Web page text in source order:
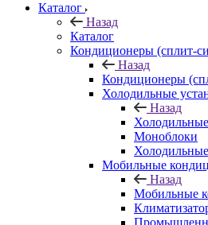
Каталог
Назад
Каталог
Кондиционеры (сплит-
Назад
Кондиционеры
Холодильные
Назад
Моноблоки
Мобильные
Назад
Мобильные